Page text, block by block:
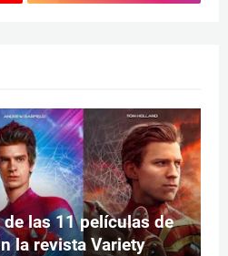
las 11 películas de
la revista Variety